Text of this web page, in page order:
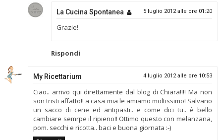
La Cucina Spontanea 5 luglio 2012 alle ore 01:20
Grazie!
Rispondi
My Ricettarium 4 luglio 2012 alle ore 10:53
Ciao.. arrivo qui direttamente dal blog di Chiara!!!! Ma non
son tristi affatto!! a casa mia le amiamo moltissimo! Salvano
un sacco di cene ed antipasti.. e come dici tu.. è bello
cambiare semrpe il ripieno!! Ottimo questo con melanzana,
pom. secchi e ricotta.. baci e buona giornata :-)